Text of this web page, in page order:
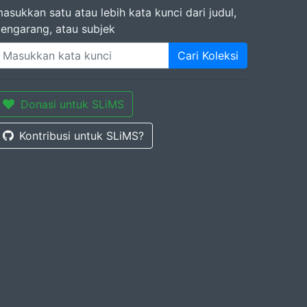
satu atau lebih kata kunci dari judul,
atau subjek
Cari Koleksi
Donasi untuk SLiMS
Kontribusi untuk SLiMS?